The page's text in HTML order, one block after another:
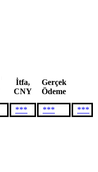
İtfa,
CNY
Gerçek
Ödeme
*** ***
***